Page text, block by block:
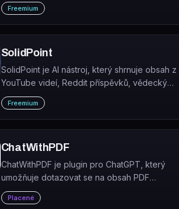
rychle zmapovat relevantní literaturu v oboru.
Freemium
SolidPoint
SolidPoint je AI nástroj, který shrnuje obsah z
YouTube videí, Reddit příspěvků, vědeckých
článků na arXiv, webových stránek a PDF
dokumentů.
Freemium
ChatWithPDF
ChatWithPDF je plugin pro ChatGPT, který
umožňuje dotazovat se na obsah PDF
dokumentů přímo v rozhraní ChatGPT.
Placené